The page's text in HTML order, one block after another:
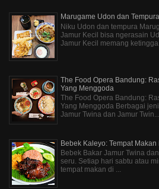
Marugame Udon dan Tempura
Niku Udon dan tempura
Jamur Kecil bisa ngerasain
Jamur Kecil memang ketingga...
The Food Opera Bandung:
Yang Menggoda
The Food Opera Bandung:
Yang Menggoda Berbagai
Jamur Twina dan Jamur Twin...
Bebek Kaleyo: Tempat
Bebek Bakar Jamur Twina
seru. Setiap hari sabtu atau
tempat makan di ...